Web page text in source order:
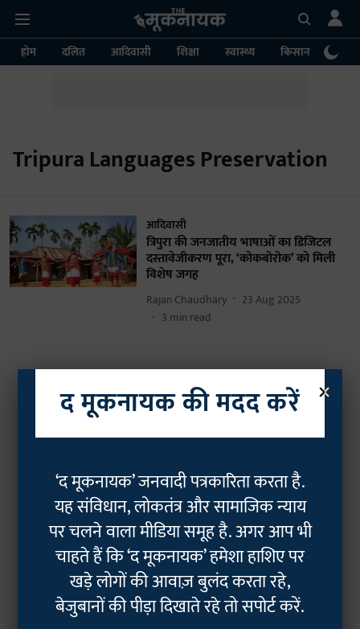
होम दलित आदिवासी शिक्षा स्वास्थ्य किसान
Tripura Languages Preservation
आदिवासी
त्रिपुरा की जनजातीय भाषाओं का डिजिटल
दस्तावेजीकरण पूरा, ‘कोकबोरोक’ को मिली
विशेष जगह
Rajan Chaudhary
23 Aug 2025
3 min read
×
द मूकनायक की मदद करें
‘द मूकनायक’ जनवादी पत्रकारिता करता है.
यह संविधान, लोकतंत्र और सामाजिक न्याय
पर चलने वाला मीडिया समूह है. अगर आप भी
चाहते हैं कि ‘द मूकनायक’ हमेशा हाशिए पर
खड़े लोगों की आवाज़ बुलंद करता रहे,
बेजुबानों की पीड़ा दिखाते रहे तो सपोर्ट करें.